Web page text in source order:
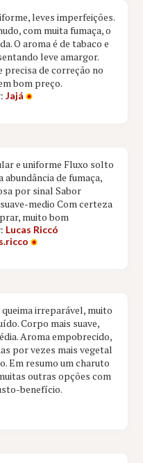
leves imperfeições.
com muita fumaça, o
O aroma é de tabaco e
leve amargor.
precisa de correção no
bom preço.
Jajá
e uniforme Fluxo solto
abundância de fumaça,
por sinal Sabor
medio Com certeza
muito bom
Lucas Riccó
irreparável, muito
Corpo mais suave,
Aroma empobrecido,
por vezes mais vegetal
Em resumo um charuto
outras opções com
benefício.